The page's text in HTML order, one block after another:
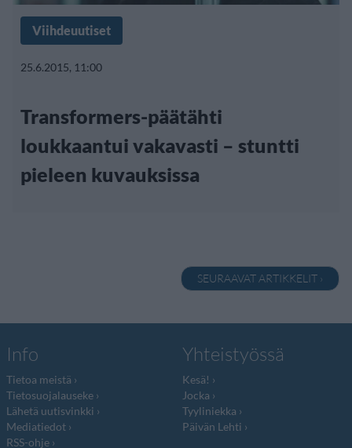
Viihdeuutiset
25.6.2015, 11:00
Transformers-päätähti
loukkaantui vakavasti – stuntti
pieleen kuvauksissa
SEURAAVAT ARTIKKELIT ›
Info
Tietoa meistä
Tietosuojalauseke
Lähetä uutisvinkki
Mediatiedot
RSS-ohje
Yhteistyössä
Kesä!
Jocka
Tyyliniekka
Päivän Lehti